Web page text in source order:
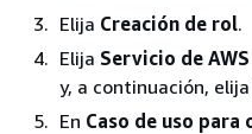
Elija Creación de rol.
Elija Servicio de AWS
y, a continuación, elija
En Caso de uso para